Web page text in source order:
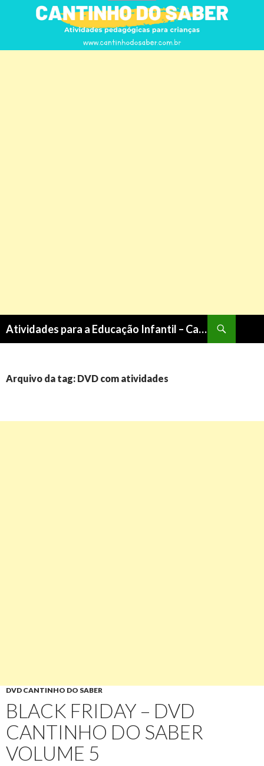
Atividades para a Educação Infantil – Cantinho do Saber
CONTEÚDO
Arquivo da tag: DVD com atividades
DVD CANTINHO DO SABER
BLACK FRIDAY – DVD
CANTINHO DO SABER
VOLUME 5